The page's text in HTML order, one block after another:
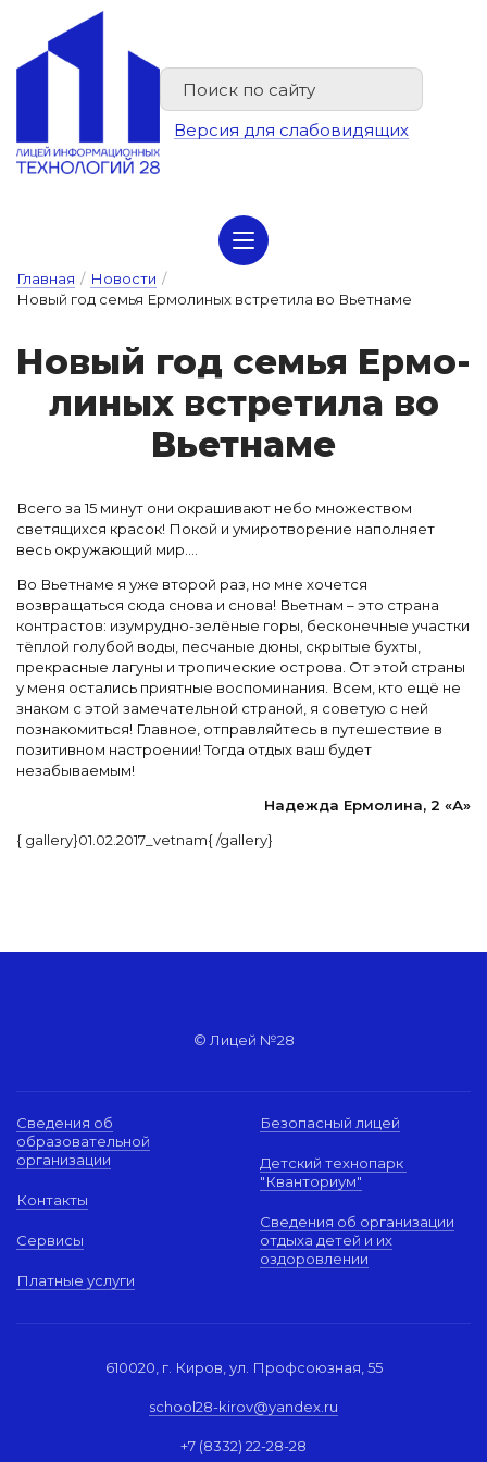
Версия для слабовидящих
Главная / Новости /
Новый год семья Ермолиных встретила во Вьетнаме
Но­вый год семья Ер­мо­
ли­ных встре­ти­ла во
Вь­ет­на­ме
Всего за 15 минут они окрашивают небо множеством
светящихся красок! Покой и умиротворение наполняет
весь окружающий мир….
Во Вьетнаме я уже второй раз, но мне хочется
возвращаться сюда снова и снова! Вьетнам – это страна
контрастов: изумрудно-зелёные горы, бесконечные участки
тёплой голубой воды, песчаные дюны, скрытые бухты,
прекрасные лагуны и тропические острова. От этой страны
у меня остались приятные воспоминания. Всем, кто ещё не
знаком с этой замечательной страной, я советую с ней
познакомиться! Главное, отправляйтесь в путешествие в
позитивном настроении! Тогда отдых ваш будет
незабываемым!
Надежда Ермолина, 2 «А»
{ gallery}01.02.2017_vetnam{ /gallery}
© Лицей №28
Сведения об
образовательной
организации
Контакты
Сервисы
Платные услуги
Безопасный лицей
Детский технопарк
"Кванториум"
Сведения об организации
отдыха детей и их
оздоровлении
610020, г. Киров, ул. Профсоюзная, 55
school28-kirov@yandex.ru
+7 (8332) 22-28-28